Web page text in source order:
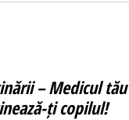
– Medicul tău
ți copilul!